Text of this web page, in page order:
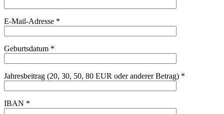
E-Mail-Adresse *
Geburtsdatum *
Jahresbeitrag (20, 30, 50, 80 EUR oder anderer Betrag) *
IBAN *